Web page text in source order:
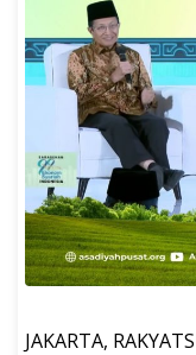
JAKARTA,